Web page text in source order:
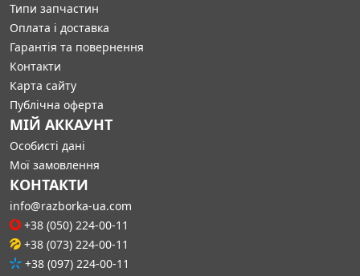
Типи запчастин
Оплата і доставка
Гарантія та повернення
Контакти
Карта сайту
Публічна оферта
МІЙ АККАУНТ
Особисті дані
Мої замовлення
КОНТАКТИ
info@razborka-ua.com
+38 (050) 224-00-11
+38 (073) 224-00-11
+38 (097) 224-00-11